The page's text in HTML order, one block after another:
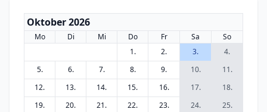
Oktober 2026
Mo Di Mi Do Fr Sa
So
1.
2. 3.
4.
5.
6. 7. 8. 9. 10.
11.
12.
13. 14. 15. 16. 17.
18.
19.
20. 21. 22. 23. 24.
25.